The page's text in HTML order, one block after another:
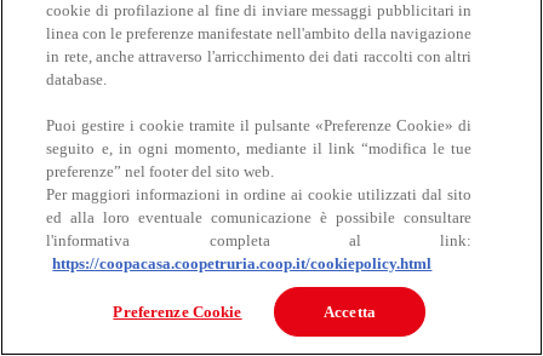
Carne
Carne
Bovino
cookie di profilazione al fine di inviare messaggi pubblicitari in
linea con le preferenze manifestate nell'ambito della navigazione
in rete, anche attraverso l'arricchimento dei dati raccolti con altri
database.
Puoi gestire i cookie tramite il pulsante «Preferenze Cookie» di
seguito e, in ogni momento, mediante il link “modifica le tue
preferenze” nel footer del sito web.
Per maggiori informazioni in ordine ai cookie utilizzati dal sito
ed alla loro eventuale comunicazione è possibile consultare
l'informativa completa al link:
https://coopacasa.coopetruria.coop.it/cookiepolicy.html
Preferenze Cookie Accetta